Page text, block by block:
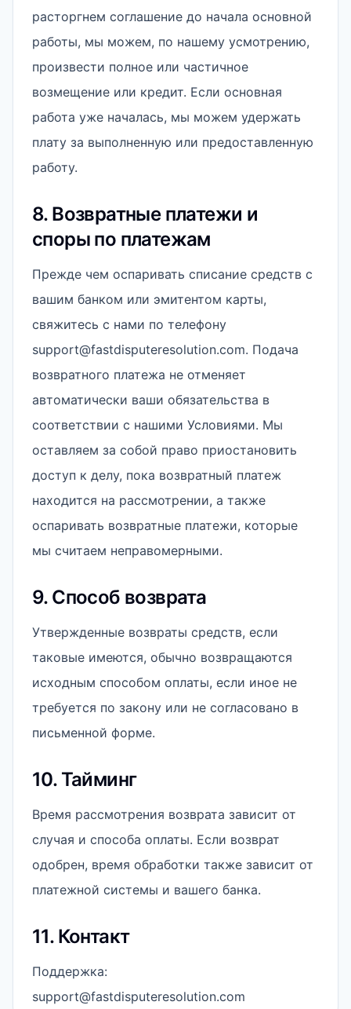
расторгнем соглашение до начала основной
работы, мы можем, по нашему усмотрению,
произвести полное или частичное
возмещение или кредит. Если основная
работа уже началась, мы можем удержать
плату за выполненную или предоставленную
работу.
8. Возвратные платежи и
споры по платежам
Прежде чем оспаривать списание средств с
вашим банком или эмитентом карты,
свяжитесь с нами по телефону
support@fastdisputeresolution.com. Подача
возвратного платежа не отменяет
автоматически ваши обязательства в
соответствии с нашими Условиями. Мы
оставляем за собой право приостановить
доступ к делу, пока возвратный платеж
находится на рассмотрении, а также
оспаривать возвратные платежи, которые
мы считаем неправомерными.
9. Способ возврата
Утвержденные возвраты средств, если
таковые имеются, обычно возвращаются
исходным способом оплаты, если иное не
требуется по закону или не согласовано в
письменной форме.
10. Тайминг
Время рассмотрения возврата зависит от
случая и способа оплаты. Если возврат
одобрен, время обработки также зависит от
платежной системы и вашего банка.
11. Контакт
Поддержка:
support@fastdisputeresolution.com